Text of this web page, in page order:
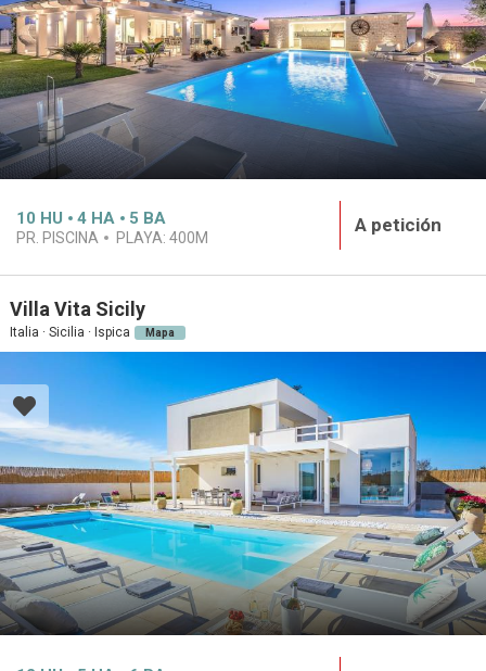
10 HU 4 HA 5 BA
PR. PISCINA PLAYA: 400M
A petición
Villa Vita Sicily
Italia · Sicilia · Ispica Mapa